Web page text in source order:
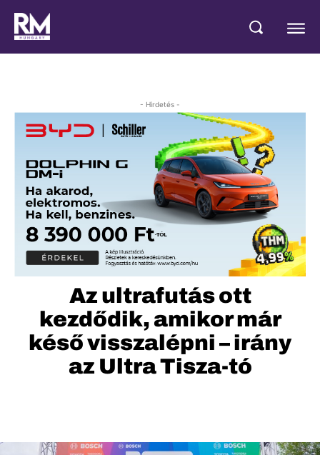
- Hirdetés -
Az ultrafutás ott
kezdődik, amikor már
késő visszalépni – irány
az Ultra Tisza-tó